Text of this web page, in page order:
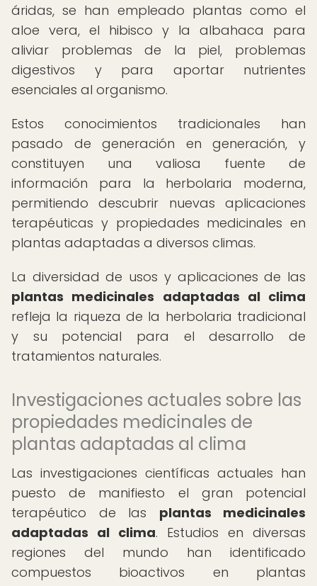
áridas, se han empleado plantas como el
aloe vera, el hibisco y la albahaca para
aliviar problemas de la piel, problemas
digestivos y para aportar nutrientes
esenciales al organismo.
Estos conocimientos tradicionales han
pasado de generación en generación, y
constituyen una valiosa fuente de
información para la herbolaria moderna,
permitiendo descubrir nuevas aplicaciones
terapéuticas y propiedades medicinales en
plantas adaptadas a diversos climas.
La diversidad de usos y aplicaciones de las
plantas medicinales adaptadas al clima
refleja la riqueza de la herbolaria tradicional
y su potencial para el desarrollo de
tratamientos naturales.
Investigaciones actuales sobre las
propiedades medicinales de
plantas adaptadas al clima
Las investigaciones científicas actuales han
puesto de manifiesto el gran potencial
terapéutico de las plantas medicinales
adaptadas al clima. Estudios en diversas
regiones del mundo han identificado
compuestos bioactivos en plantas